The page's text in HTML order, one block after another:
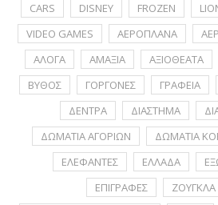
CARS DISNEY FROZEN
VIDEO GAMES
ΑΕΡΟΠΛΑΝΑ
ΑΛΟΓΑ
ΑΜΑΞΙΑ ΑΞΙΟΘΕΑΤΑ
ΒΥΘΟΣ
ΓΟΡΓΟΝΕΣ ΓΡΑΦΕΙΑ
ΔΕΝΤΡΑ
ΔΙΑΣΤΗΜΑ
ΔΩΜΑΤΙΑ ΑΓΟΡΙΩΝ
ΔΩΜΑΤΙΑ
ΕΛΕΦΑΝΤΕΣ
ΕΛΛΑΔΑ
ΕΠΙΓΡΑΦΕΣ
ΖΟΥΓΚΛΑ